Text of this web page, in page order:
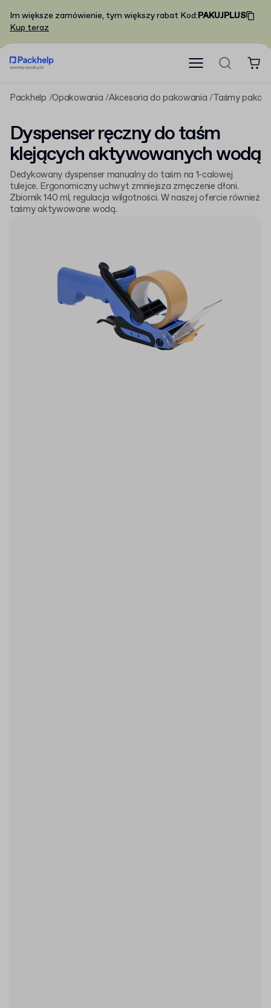
Im większe zamówienie, tym większy rabat Kod:PAKUJPLUS
Kup teraz
Packhelp Opakowania Akcesoria do pakowania Taśmy
Dyspenser ręczny do taśm
klejących aktywowanych wodą
Dedykowany dyspenser manualny do taśm na 1-calowej
tulejce. Ergonomiczny uchwyt zmniejsza zmęczenie dłoni.
Zbiornik 140 ml, regulacja wilgotności. W naszej ofercie również
taśmy aktywowane wodą.